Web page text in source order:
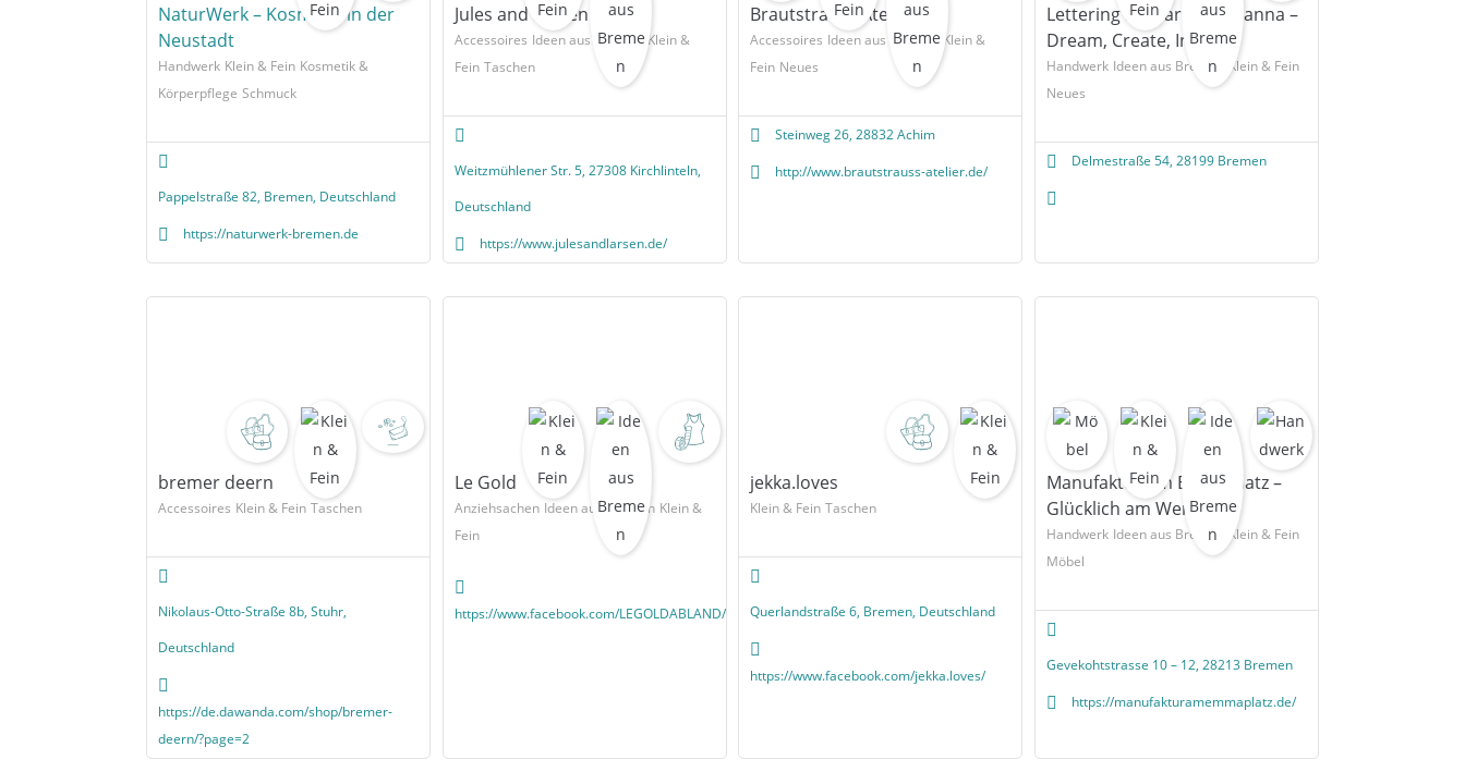
NaturWerk – Kosmetik in der
Neustadt
Handwerk Klein & Fein Kosmetik &
Körperpflege Schmuck
Pappelstraße 82, Bremen, Deutschland
https://naturwerk-bremen.de
Jules and Larsen
Accessoires Ideen aus Bremen Klein &
Fein Taschen
Weitzmühlener Str. 5, 27308 Kirchlinteln,
Deutschland
https://www.julesandlarsen.de/
Brautstrauss Atelier
Accessoires Ideen aus Bremen Klein &
Fein Neues
Steinweg 26, 28832 Achim
http://www.brautstrauss-atelier.de/
Lettering by Martina Johanna –
Dream, Create, Inspire
Handwerk Ideen aus Bremen
Klein & Fein
Neues
Delmestraße 54, 28199 Bremen
bremer deern
Accessoires Klein & Fein Taschen
Nikolaus-Otto-Straße 8b, Stuhr,
Deutschland
https://de.dawanda.com/shop/bremer-
deern/?page=2
Le Gold
Anziehsachen Ideen aus Bremen Klein &
Fein
https://www.facebook.com/LEGOLDABLAND/
jekka.loves
Klein & Fein Taschen
Querlandstraße 6, Bremen, Deutschland
https://www.facebook.com/jekka.loves/
Manufaktur am Emmaplatz –
Glücklich am Werk
Handwerk Ideen aus Bremen
Klein & Fein
Möbel
Gevekohtstrasse 10 – 12, 28213 Bremen
https://manufakturamemmaplatz.de/